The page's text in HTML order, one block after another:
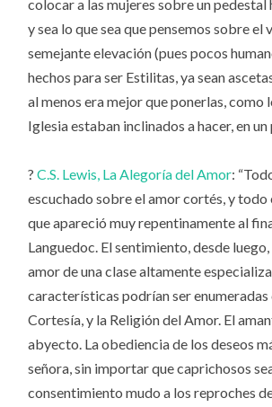
colocar a las mujeres sobre un pedestal
y sea lo que sea que pensemos sobre el
semejante elevación (pues pocos
hechos para ser Estilitas, ya sean
al menos era mejor que ponerlas, como
Iglesia estaban inclinados a hacer, en
?C.S. Lewis, La Alegoría del Amor:
escuchado sobre el amor cortés, y todo
que apareció muy repentinamente al
Languedoc. El sentimiento, desde
amor de una clase altamente
características podrían ser
Cortesía, y la Religión del Amor. El
abyecto. La obediencia de los deseos
señora, sin importar que caprichosos
consentimiento mudo a los reproches